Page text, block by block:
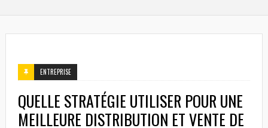
ENTREPRISE
QUELLE STRATÉGIE UTILISER POUR UNE
MEILLEURE DISTRIBUTION ET VENTE DE